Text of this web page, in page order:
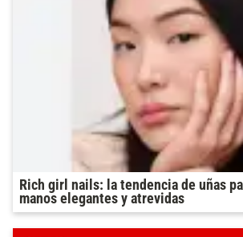
Rich girl nails: la tendencia de uñas
manos elegantes y atrevidas